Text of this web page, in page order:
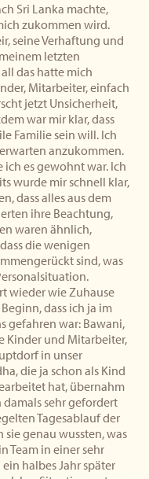
Sri Lanka machte,
zukommen wird.
seine Verhaftung und
letzten
das hatte mich
Mitarbeiter, einfach
jetzt Unsicherheit,
war mir klar, dass
Familie sein will. Ich
anzukommen.
es gewohnt war. Ich
wurde mir schnell klar,
dass alles aus dem
ihre Beachtung,
waren ähnlich,
die wenigen
sind, was
wieder wie Zuhause
dass ich ja im
gefahren war: Bawani,
Kinder und Mitarbeiter,
in unser
die ja schon als Kind
hat, übernahm
sehr gefordert
Tagesablauf der
sie genau wussten, was
Team in einer sehr
halbes Jahr später